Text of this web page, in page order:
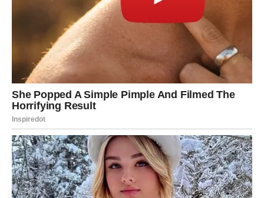
Tri ključna koraka za početak:
Jedite umjereno i svjesno – hara hachi bu
Uključite više prirodnih kretanja u dan
Razvijte svoj ikigai i budite prisutni u svakom trenutku
Zdrav i dug život nije slučajnost – on je rezultat svakodnevnih
izbora. Počnite već danas.